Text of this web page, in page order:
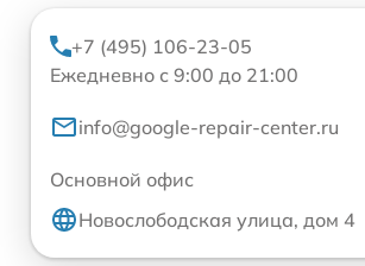
+7 (495) 106-23-05
Ежедневно с 9:00 до 21:00
info@google-repair-center.ru
Основной офис
Новослободская улица, дом 4